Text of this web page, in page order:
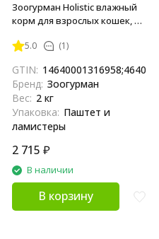
Зоогурман Holistic влажный
корм для взрослых кошек, с
x 20 шт
5.0 (1)
GTIN:
Бренд: Зоогурман
Вес: 2 кг
Упаковка: Паштет и
ламистеры
2 715 ₽
В наличии
В корзину